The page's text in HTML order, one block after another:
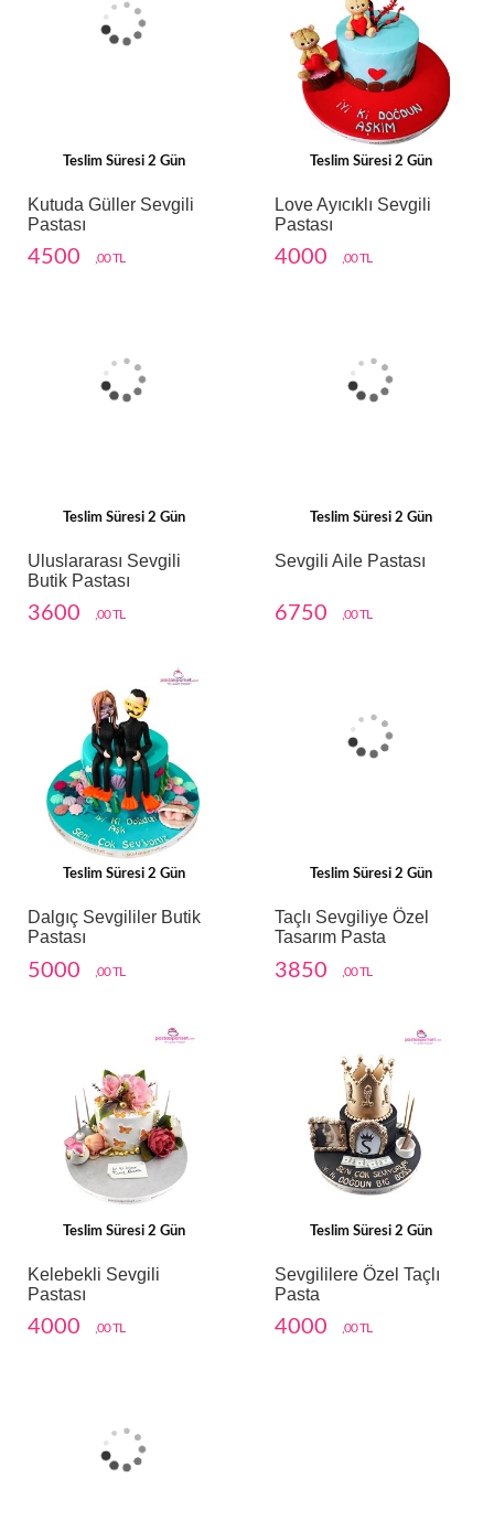
Teslim Süresi 2 Gün
Kutuda Güller Sevgili
Pastası
4500 ,00 TL
Teslim Süresi 2 Gün
Love Ayıcıklı Sevgili
Pastası
4000 ,00 TL
Teslim Süresi 2 Gün
Uluslararası Sevgili
Butik Pastası
3600 ,00 TL
Teslim Süresi 2 Gün
Sevgili Aile Pastası
6750 ,00 TL
Teslim Süresi 2 Gün
Dalgıç Sevgililer Butik
Pastası
5000 ,00 TL
Teslim Süresi 2 Gün
Taçlı Sevgiliye Özel
Tasarım Pasta
3850 ,00 TL
Teslim Süresi 2 Gün
Kelebekli Sevgili
Pastası
4000 ,00 TL
Teslim Süresi 2 Gün
Sevgililere Özel Taçlı
Pasta
4000 ,00 TL